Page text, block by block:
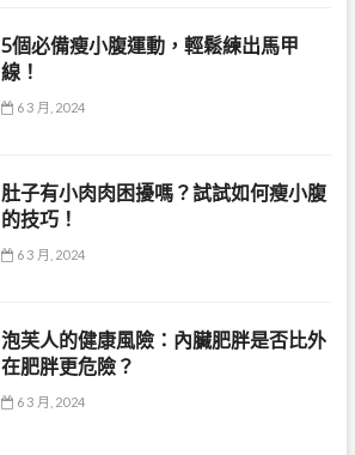
5個必備瘦小腹運動，輕鬆練出馬甲
線！
6 3 月, 2024
肚子有小肉肉困擾嗎？試試如何瘦小腹
的技巧！
6 3 月, 2024
泡芙人的健康風險：內臟肥胖是否比外
在肥胖更危險？
6 3 月, 2024